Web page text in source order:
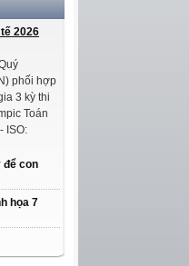
2026
phối hợp
3 kỳ thi
Toán
ISO:
để con
họa 7